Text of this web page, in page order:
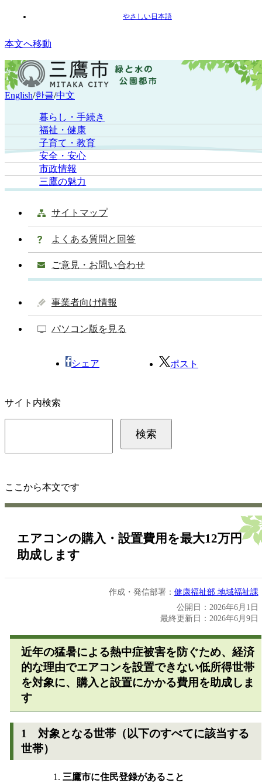
やさしい日本語
本文へ移動
English/한글/中文
暮らし・手続き
福祉・健康
子育て・教育
安全・安心
市政情報
三鷹の魅力
サイトマップ
よくある質問と回答
ご意見・お問い合わせ
事業者向け情報
パソコン版を見る
シェア ポスト
サイト内検索
ここから本文です
エアコンの購入・設置費用を最大12万円
助成します
作成・発信部署： 健康福祉部 地域福祉課
公開日：2026年6月1日
最終更新日：2026年6月9日
近年の猛暑による熱中症被害を防ぐため、経済
的な理由でエアコンを設置できない低所得世帯
を対象に、購入と設置にかかる費用を助成しま
す
1 対象となる世帯（以下のすべてに該当する
世帯）
三鷹市に住民登録があること